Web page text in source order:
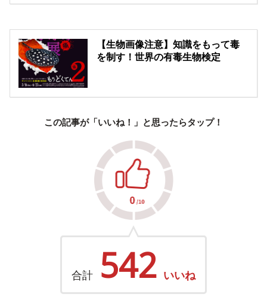
【生物画像注意】知識をもって毒
を制す！世界の有毒生物検定
この記事が「いいね！」と思ったらタップ！
合計 542 いいね